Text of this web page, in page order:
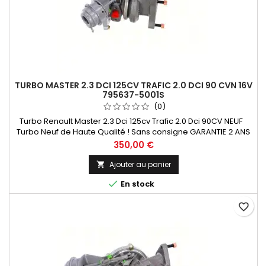
TURBO MASTER 2.3 DCI 125CV TRAFIC 2.0 DCI 90 CVN 16V
795637-5001S
(0)
Turbo Renault Master 2.3 Dci 125cv Trafic 2.0 Dci 90CV NEUF
Turbo Neuf de Haute Qualité ! Sans consigne GARANTIE 2 ANS
Paiement 100 % Sécurisé En Stock expédié sous 24 H
Prix
350,00 €
 Ajouter au panier
 En stock
favorite_border